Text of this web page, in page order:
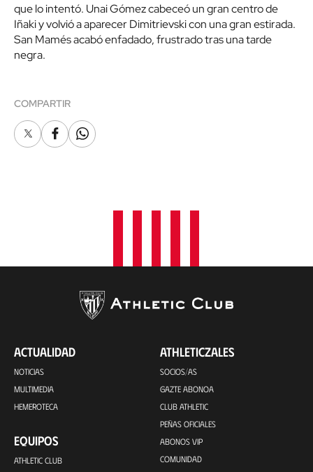
que lo intentó. Unai Gómez cabeceó un gran centro de
Iñaki y volvió a aparecer Dimitrievski con una gran estirada.
San Mamés acabó enfadado, frustrado tras una tarde
negra.
COMPARTIR
X FacebookWhatsapp
ACTUALIDAD
NOTICIAS
MULTIMEDIA
HEMEROTECA
EQUIPOS
ATHLETIC CLUB
ATHLETICZALES
SOCIOS/AS
GAZTE ABONOA
CLUB ATHLETIC
PEÑAS OFICIALES
ABONOS VIP
COMUNIDAD